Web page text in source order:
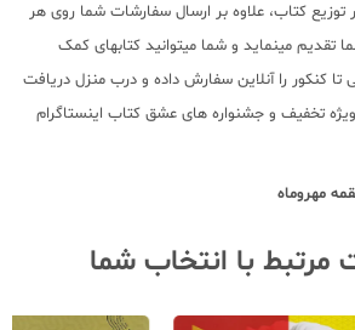
ساله در امر توزیع کتاب، علاوه بر ارسال سفارشات شما روی هر
تقدیم مینماید و شما میتوانید کتابهای کمک
کنکور را آنلاین سفارش داده و درب منزل دریافت
ویژه تخفیف و جشنواره های عشق کتاب اینستاگرام
مهروماه
مرتبط با انتخاب شما